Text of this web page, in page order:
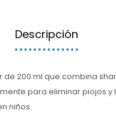
Descripción
de 200 ml que combina
para eliminar piojos
niños.